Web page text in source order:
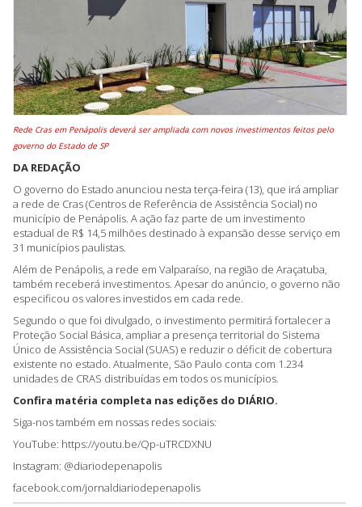
Rede Cras em Penápolis deverá ser ampliada com novos investimentos feitos pelo
governo do Estado de SP
DA REDAÇÃO
O governo do Estado anunciou nesta terça-feira (13), que irá ampliar
a rede de Cras (Centros de Referência de Assistência Social) no
município de Penápolis. A ação faz parte de um investimento
estadual de R$ 14,5 milhões destinado à expansão desse serviço em
31 municípios paulistas.
Além de Penápolis, a rede em Valparaíso, na região de Araçatuba,
também receberá investimentos. Apesar do anúncio, o governo não
especificou os valores investidos em cada rede.
Segundo o que foi divulgado, o investimento permitirá fortalecer a
Proteção Social Básica, ampliar a presença territorial do Sistema
Único de Assistência Social (SUAS) e reduzir o déficit de cobertura
existente no estado. Atualmente, São Paulo conta com 1.234
unidades de CRAS distribuídas em todos os municípios.
Confira matéria completa nas edições do DIÁRIO.
Siga-nos também em nossas redes sociais:
YouTube: https://youtu.be/Qp-uTRCDXNU
Instagram: @diariodepenapolis
facebook.com/jornaldiariodepenapolis